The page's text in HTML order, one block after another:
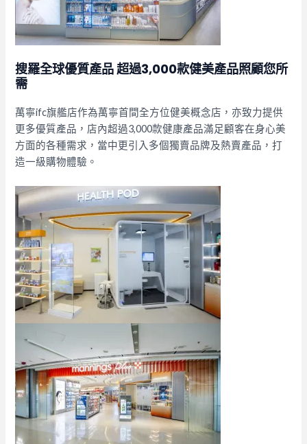
搜羅全球優質產品 超過3,000款健美產品照顧您所
需
萬寧ifc旗艦店作為萬寧首間全方位健美概念店，亦致力提供
更多優質產品，店內超過3,000款健康產品滿足顧客在身心美
方面的各種需求，當中更引入多個獨賣品牌及熱賣產品，打
造一級購物體驗。